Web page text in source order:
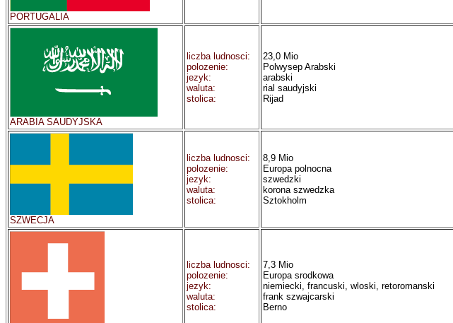
PORTUGALIA
ARABIA SAUDYJSKA
liczba ludnosci:
polozenie:
jezyk:
waluta:
stolica:
23,0 Mio
Polwysep Arabski
arabski
rial saudyjski
Rijad
SZWECJA
liczba ludnosci:
polozenie:
jezyk:
waluta:
stolica:
8,9 Mio
Europa polnocna
szwedzki
korona szwedzka
Sztokholm
liczba ludnosci:
polozenie:
jezyk:
waluta:
stolica:
7,3 Mio
Europa srodkowa
niemiecki, francuski, wloski, retoromanski
frank szwajcarski
Berno